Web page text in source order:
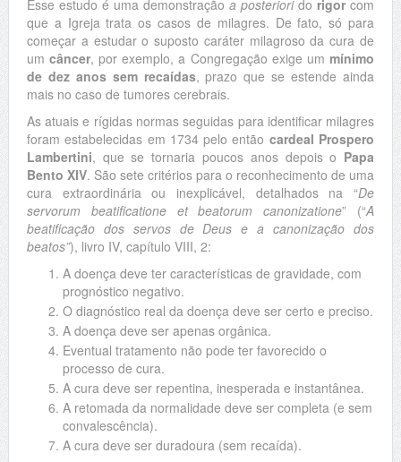
Esse estudo é uma demonstração a posteriorido rigor com
que a Igreja trata os casos de milagres. De fato, só para
começar a estudar o suposto caráter milagroso da cura de
umcâncer, por exemplo, a Congregação exige um mínimo
de dez anos sem recaídas, prazo que se estende ainda
mais no caso de tumores cerebrais.
As atuais e rígidas normas seguidas para identificar milagres
foram estabelecidas em 1734 pelo então cardeal Prospero
Lambertini, que se tornaria poucos anos depois o Papa
Bento XIV. São sete critérios para o reconhecimento de uma
cura extraordinária ou inexplicável, detalhados na “De
servorum beatificatione et beatorum canonizatione” (“A
beatificação dos servos de Deus e a canonização dos
beatos”), livro IV, capítulo VIII, 2:
A doença deve ter características de gravidade, com
prognóstico negativo.
O diagnóstico real da doença deve ser certo e preciso.
A doença deve ser apenas orgânica.
Eventual tratamento não pode ter favorecido o
processo de cura.
A cura deve ser repentina, inesperada e instantânea.
A retomada da normalidade deve ser completa (e sem
convalescência).
A cura deve ser duradoura (sem recaída).